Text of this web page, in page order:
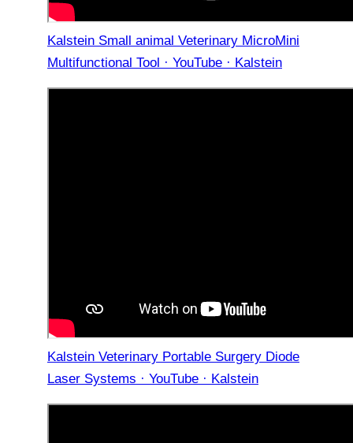
Kalstein Small animal Veterinary MicroMini
Multifunctional Tool · YouTube · Kalstein
Kalstein Veterinary Portable Surgery Diode
Laser Systems · YouTube · Kalstein